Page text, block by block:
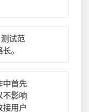
试范
。
中首先
不影响
接用户